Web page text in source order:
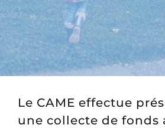
NOUS JOINDRE
ESPACE MEMBRE
Le CAME effectue
une collecte de fonds